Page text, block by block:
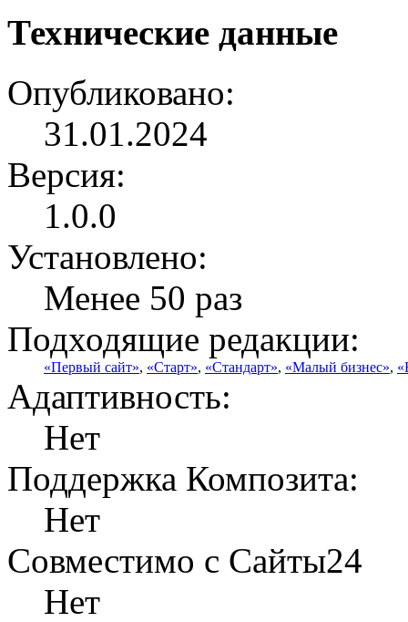
Технические данные
Опубликовано:
31.01.2024
Версия:
1.0.0
Установлено:
Менее 50 раз
Подходящие редакции:
«Первый сайт», «Старт», «Стандарт», «Малый бизнес»,
Адаптивность:
Нет
Поддержка Композита:
Нет
Совместимо с Сайты24
Нет